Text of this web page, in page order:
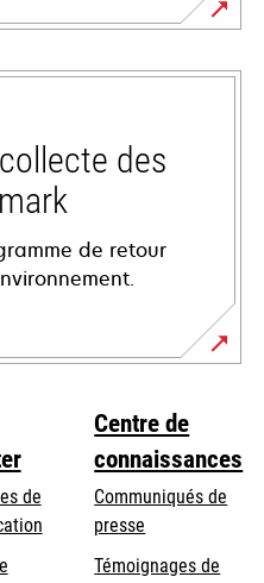
des
de retour
de
Centre de
connaissances
Communiqués de
presse
Témoignages de